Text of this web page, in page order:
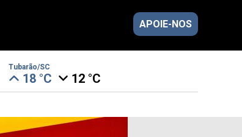
APOIE-NOS
Tubarão/SC
18 °C 12 °C